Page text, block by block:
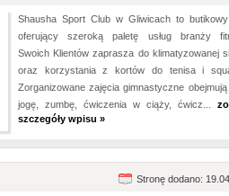
Shausha Sport Club w Gliwicach to
oferujący szeroką paletę usług branży
Swoich Klientów zaprasza do klimatyzowanej
oraz korzystania z kortów do tenisa i
Zorganizowane zajęcia gimnastyczne obejmują
jogę, zumbę, ćwiczenia w ciąży, ćwicz...
szczegóły wpisu »
Stronę dodano: